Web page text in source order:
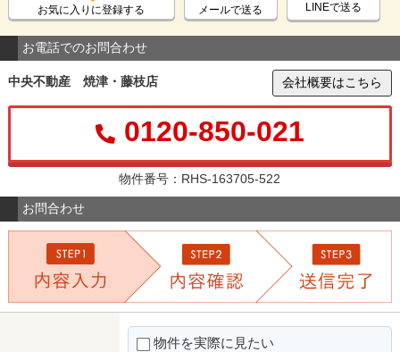
お気に入りに登録する メールで送る LINEで送る
お電話でのお問合わせ
中央不動産 焼津・藤枝店 会社概要はこちら
0120-850-021
物件番号：RHS-163705-522
お問合わせ
物件を実際に見たい